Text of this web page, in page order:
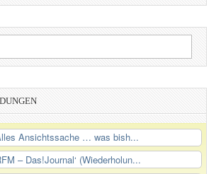
Ansichtssache … was bish...
– Das!Journal‘ (Wiederholun...